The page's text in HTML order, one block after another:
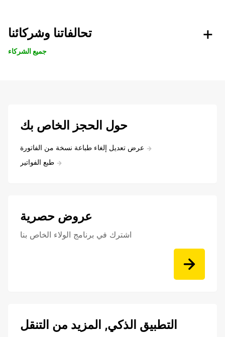
تحالفاتنا وشركائنا
جميع الشركاء
حول الحجز الخاص بك
عرض تعديل إلغاء طباعة نسخة من الفاتورة
طبع الفواتير
عروض حصرية
اشترك في برنامج الولاء الخاص بنا
التطبيق الذكي, المزيد من التنقل